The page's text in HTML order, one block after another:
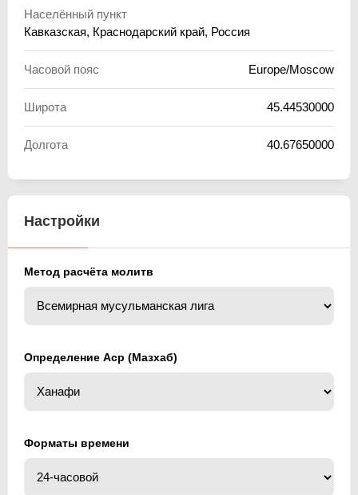
Населённый пункт
Кавказская, Краснодарский край, Россия
Часовой пояс Europe/Moscow
Широта 45.44530000
Долгота 40.67650000
Настройки
Метод расчёта молитв
Определение Аср (Мазхаб)
Форматы времени